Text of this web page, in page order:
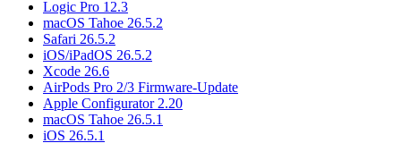
Logic Pro 12.3
macOS Tahoe 26.5.2
Safari 26.5.2
iOS/iPadOS 26.5.2
Xcode 26.6
AirPods Pro 2/3 Firmware-Update
Apple Configurator 2.20
macOS Tahoe 26.5.1
iOS 26.5.1